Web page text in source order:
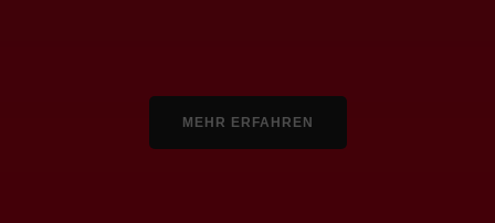
MEHR ERFAHREN